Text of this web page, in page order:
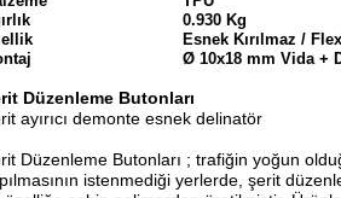
0.930 Kg
Esnek Kırılmaz /
Ø 10x18 mm Vida +
Düzenleme Butonları
ayırıcı demonte esnek delinatör
Düzenleme Butonları ; trafiğin yoğun
istenmediği yerlerde, şerit